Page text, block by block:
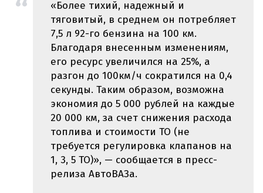
«Более тихий, надежный и
тяговитый, в среднем он потребляет
7,5 л 92-го бензина на 100 км.
Благодаря внесенным изменениям,
его ресурс увеличился на 25%, а
разгон до 100км/ч сократился на 0,4
секунды. Таким образом, возможна
экономия до 5 000 рублей на каждые
20 000 км, за счет снижения расхода
топлива и стоимости ТО (не
требуется регулировка клапанов на
1, 3, 5 ТО)», — сообщается в пресс-
релиза АвтоВАЗа.